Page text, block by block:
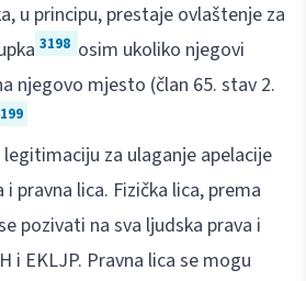
u principu, prestaje ovlaštenje za
3198 osim ukoliko njegovi
njegovo mjesto (član 65. stav 2.
za ulaganje apelacije
pravna lica. Fizička lica, prema
pozivati na sva ljudska prava i
i EKLJP. Pravna lica se mogu